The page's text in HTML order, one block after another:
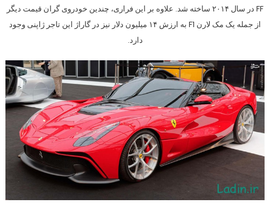
FF در سال ۲۰۱۴ ساخته شد. علاوه بر این فراری، چندین خودروی گران قیمت دیگر
از جمله یک مک لارن F1 به ارزش ۱۴ میلیون دلار نیز در گاراژ این تاجر ژاپنی وجود
دارد.